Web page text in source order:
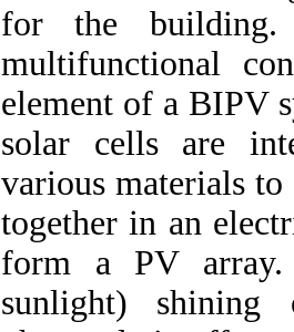
for the building.
multifunctional
element of a BIPV
solar cells are
various materials
together in an
form a PV
sunlight)